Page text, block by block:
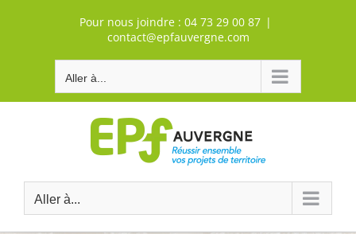
Pour nous joindre : 04 73 29 00 87 |
contact@epfauvergne.com
Aller à...
Aller à...